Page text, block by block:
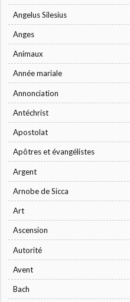
Angelus Silesius
Anges
Animaux
Année mariale
Annonciation
Antéchrist
Apostolat
Apôtres et évangélistes
Argent
Arnobe de Sicca
Art
Ascension
Autorité
Avent
Bach